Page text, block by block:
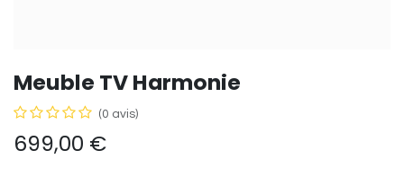
Meuble TV Harmonie
(0 avis)
699,00 €